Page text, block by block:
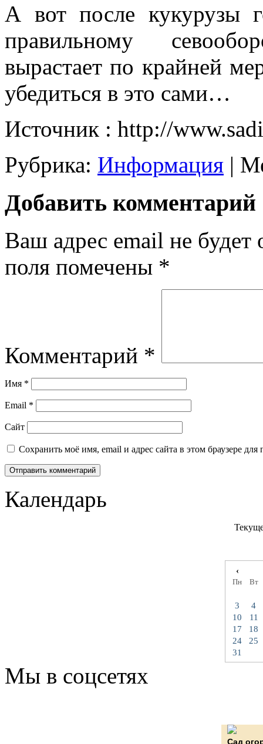
А вот после кукурузы
правильному
вырастает по крайней
убедиться в это сами…
Источник : http://
Рубрика: Информация |
Добавить комментарий
Ваш адрес email не будет
поля помечены *
Комментарий *
Имя *
Email *
Сайт
Сохранить моё имя, email и адрес сайта в этом браузере
Календарь
‹
Пн Вт
3
4
10
11
17
18
24
25
31
Мы в соцсетях
Сад